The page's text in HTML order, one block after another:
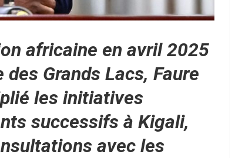
africaine en avril 2025
Grands Lacs, Faure
les initiatives
successifs à Kigali,
avec les